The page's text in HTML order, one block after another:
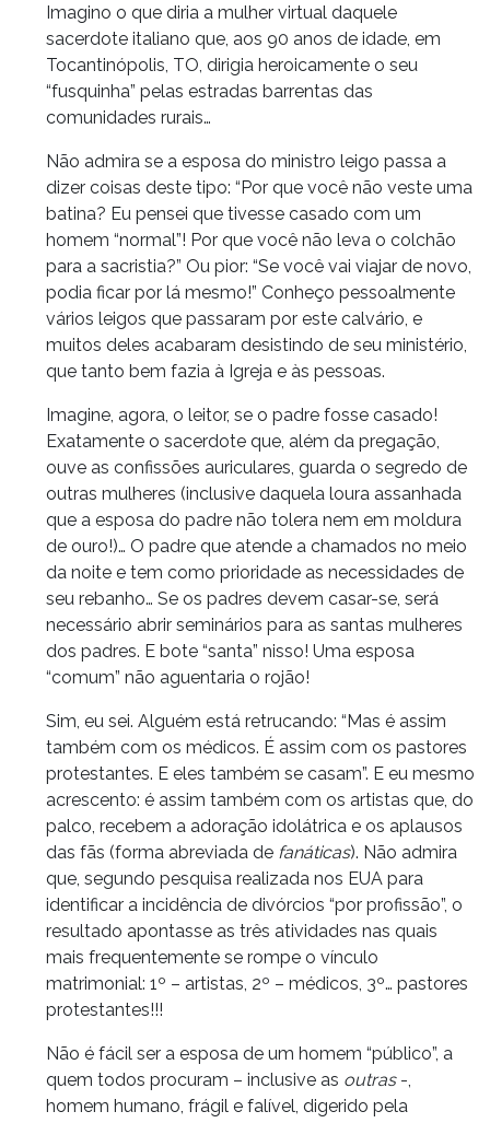
Imagino o que diria a mulher virtual daquele
sacerdote italiano que, aos 90 anos de idade, em
Tocantinópolis, TO, dirigia heroicamente o seu
“fusquinha” pelas estradas barrentas das
comunidades rurais…
Não admira se a esposa do ministro leigo passa a
dizer coisas deste tipo: “Por que você não veste uma
batina? Eu pensei que tivesse casado com um
homem “normal”! Por que você não leva o colchão
para a sacristia?” Ou pior: “Se você vai viajar de novo,
podia ficar por lá mesmo!” Conheço pessoalmente
vários leigos que passaram por este calvário, e
muitos deles acabaram desistindo de seu ministério,
que tanto bem fazia à Igreja e às pessoas.
Imagine, agora, o leitor, se o padre fosse casado!
Exatamente o sacerdote que, além da pregação,
ouve as confissões auriculares, guarda o segredo de
outras mulheres (inclusive daquela loura assanhada
que a esposa do padre não tolera nem em moldura
de ouro!)… O padre que atende a chamados no meio
da noite e tem como prioridade as necessidades de
seu rebanho… Se os padres devem casar-se, será
necessário abrir seminários para as santas mulheres
dos padres. E bote “santa” nisso! Uma esposa
“comum” não aguentaria o rojão!
Sim, eu sei. Alguém está retrucando: “Mas é assim
também com os médicos. É assim com os pastores
protestantes. E eles também se casam”. E eu mesmo
acrescento: é assim também com os artistas que, do
palco, recebem a adoração idolátrica e os aplausos
das fãs (forma abreviada de fanáticas). Não admira
que, segundo pesquisa realizada nos EUA para
identificar a incidência de divórcios “por profissão”, o
resultado apontasse as três atividades nas quais
mais frequentemente se rompe o vínculo
matrimonial: 1º – artistas, 2º – médicos, 3º… pastores
protestantes!!!
Não é fácil ser a esposa de um homem “público”, a
quem todos procuram – inclusive as outras -,
homem humano, frágil e falível, digerido pela